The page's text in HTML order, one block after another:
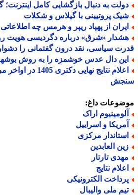
به دنبال بازگشایی کامل اینترنت؛
پروتیینی با گیلاس و شکلات
از پهپاد ریپر و هرمس چه اطلاعاتی
«شرق» درباره دگردیسی هویت
سیاسی، نقد درون گفتمانی را دشوار
دال عدس خوشمزه را به روش بوشهری
اعلام نتایج نهایی دکتری
داغ:
اراک
و اسراییل
مرکزی
العابدین
تارتار
نتایج
الکترونیکی
ملی والیبال